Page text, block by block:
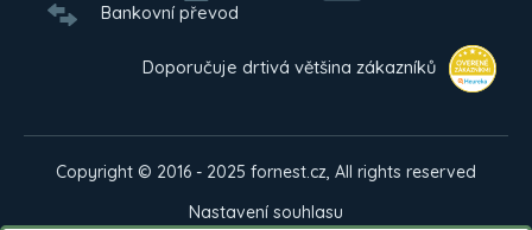
Bankovní převod
Doporučuje drtivá většina zákazníků
Copyright © 2016 - 2025 fornest.cz, All rights reserved
Nastavení souhlasu